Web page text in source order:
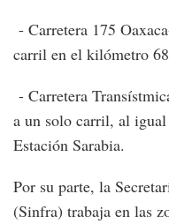
- Carretera 175
carril en el kilómetro
- Carretera
a un solo carril, al
Estación Sarabia.
Por su parte, la
(Sinfra) trabaja en las